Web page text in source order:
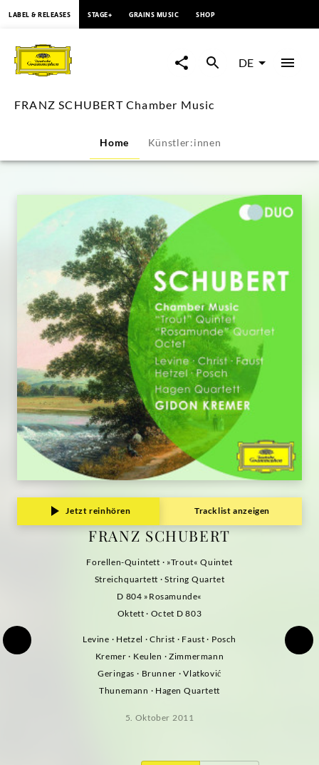
SCHUBERT
Chamber
|
Deutsche
Grammophon
LABEL & RELEASES STAGE+ GRAINS MUSIC SHOP
DE
FRANZ SCHUBERT Chamber Music
Home Künstler:innen
Jetzt reinhören Tracklist anzeigen
FRANZ SCHUBERT
Forellen-Quintett · »Trout« Quintet
Streichquartett · String Quartet
D 804 »Rosamunde«
Oktett · Octet D 803
Levine · Hetzel · Christ · Faust · Posch
Kremer · Keulen · Zimmermann
Geringas · Brunner · Vlatković
Thunemann · Hagen Quartett
5. Oktober 2011